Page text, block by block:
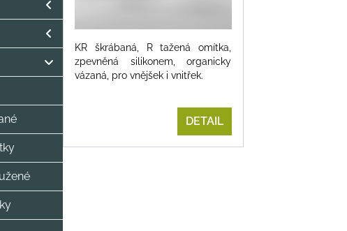
KR škrábaná, R tažená omítka,
zpevněná silikonem, organicky
vázaná, pro vnějšek i vnitřek.
DETAIL